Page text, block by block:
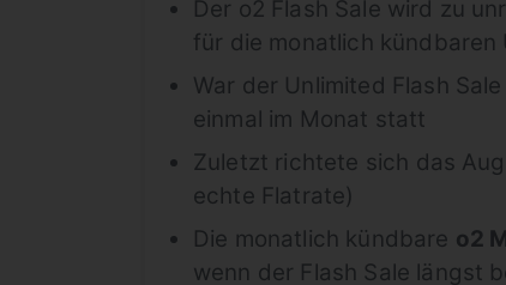
Der o2 Flash Sale wird zu
für die monatlich
War der Unlimited Flash
einmal im Monat statt
Zuletzt richtete sich das
echte Flatrate)
Die monatlich kündbare o2
wenn der Flash Sale längst